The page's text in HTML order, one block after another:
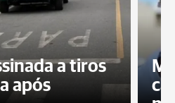
a tiros
após